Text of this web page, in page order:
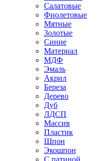
Салатовые
Фиолетовые
Мятные
Золотые
Синие
Материал
МДФ
Эмаль
Акрил
Береза
Дерево
Дуб
ЛДСП
Массив
Пластик
Шпон
Экошпон
С патиной